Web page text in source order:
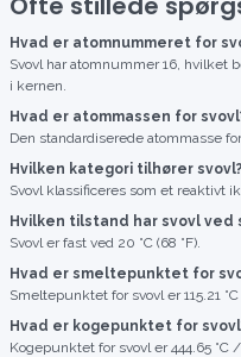
Hvad er atomnummeret for
Svovl har atomnummer 16, hvilket
i kernen.
Hvad er atommassen for
Den standardiserede atommasse
Hvilken kategori tilhører svovl?
Svovl klassificeres som et reaktivt
Hvilken tilstand har svovl
Svovl er fast ved 20 °C (68 °F).
Hvad er smeltepunktet for
Smeltepunktet for svovl er 115.21
Hvad er kogepunktet for
Kogepunktet for svovl er 444.65 °C /